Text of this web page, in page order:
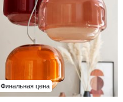
Финальная цена